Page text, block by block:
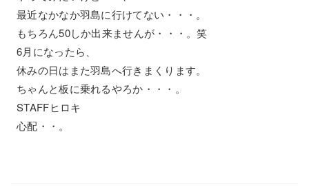
最近なかなか羽島に行けてない・・・。
もちろん50しか出来ませんが・・・。笑
6月になったら、
休みの日はまた羽島へ行きまくります。
ちゃんと板に乗れるやろか・・・。
STAFFヒロキ
心配・・。